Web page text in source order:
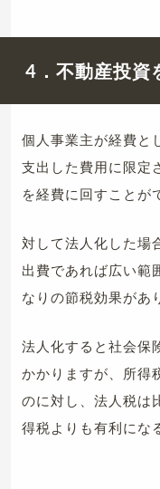
4．不動産投資
個人事業主が経費と
支出した費用に限定
を経費に回すことが
対して法人化した場
出費であれば広い範
なりの節税効果があ
法人化すると社会保
かかりますが、所得
のに対し、法人税は
得税よりも有利にな